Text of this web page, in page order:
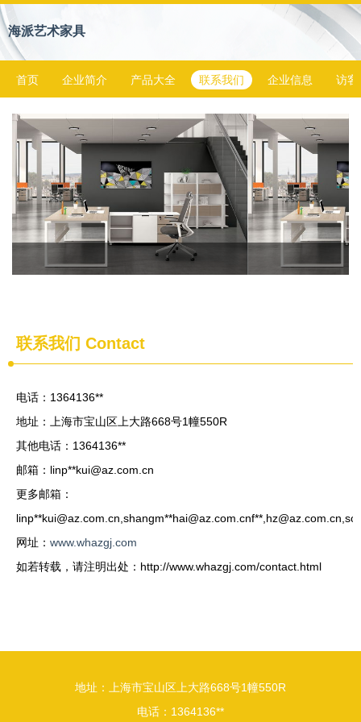
海派艺术家具
首页 企业简介 产品大全 联系我们 企业信息 访客
联系我们 Contact
电话：1364136**
地址：上海市宝山区上大路668号1幢550R
其他电话：1364136**
邮箱：linp**kui@az.com.cn
更多邮箱：
linp**kui@az.com.cn ,shangm**hai@az.com.cnf**, hz@az.com.cn
网址： www.whazgj.com
如若转载，请注明出处：http://www.whazgj.com/contact.html
地址：上海市宝山区上大路668号1幢550R
电话：1364136**